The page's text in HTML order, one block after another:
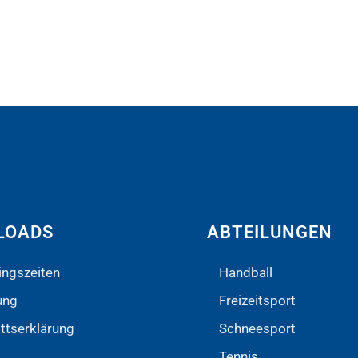
ABTEILUNGEN
Handball
Freizeitsport
Schneesport